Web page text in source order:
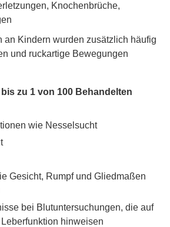
Knochenbrüche,
an Kindern wurden zusätzlich häufig
und ruckartige Bewegungen
zu 1 von 100 Behandelten
wie Nesselsucht
Gesicht, Rumpf und Gliedmaßen
bei Blutuntersuchungen, die auf
hinweisen